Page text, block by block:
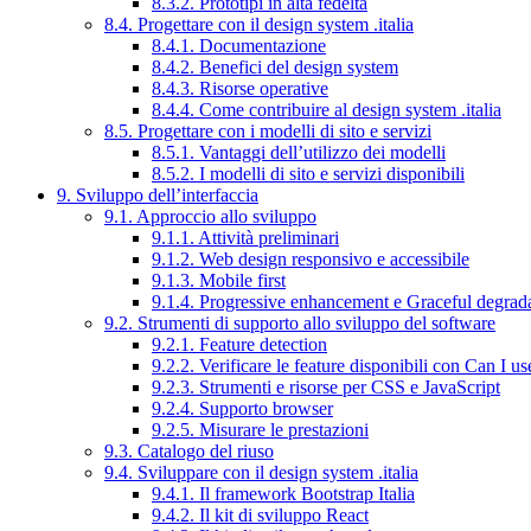
8.4. Progettare con il design system .italia
8.4.1. Documentazione
8.4.2. Benefici del design system
8.4.3. Risorse operative
8.4.4. Come contribuire al design system .italia
8.5. Progettare con i modelli di sito e servizi
8.5.1. Vantaggi dell’utilizzo dei modelli
8.5.2. I modelli di sito e servizi disponibili
9. Sviluppo dell’interfaccia
9.1. Approccio allo sviluppo
9.1.1. Attività preliminari
9.1.2. Web design responsivo e accessibile
9.1.3. Mobile first
9.1.4. Progressive enhancement e Graceful
9.2. Strumenti di supporto allo sviluppo del software
9.2.1. Feature detection
9.2.2. Verificare le feature disponibili con Can I
9.2.3. Strumenti e risorse per CSS e JavaScript
9.2.4. Supporto browser
9.2.5. Misurare le prestazioni
9.3. Catalogo del riuso
9.4. Sviluppare con il design system .italia
9.4.1. Il framework Bootstrap Italia
9.4.2. Il kit di sviluppo React